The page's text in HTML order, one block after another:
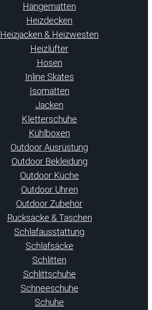
Hängematten
Heizdecken
Heizjacken & Heizwesten
Heizlüfter
Hosen
Inline Skates
Isomatten
Jacken
Kletterschuhe
Kühlboxen
Outdoor Ausrüstung
Outdoor Bekleidung
Outdoor Küche
Outdoor Uhren
Outdoor Zubehör
Rucksäcke & Taschen
Schlafausstattung
Schlafsäcke
Schlitten
Schlittschuhe
Schneeschuhe
Schuhe